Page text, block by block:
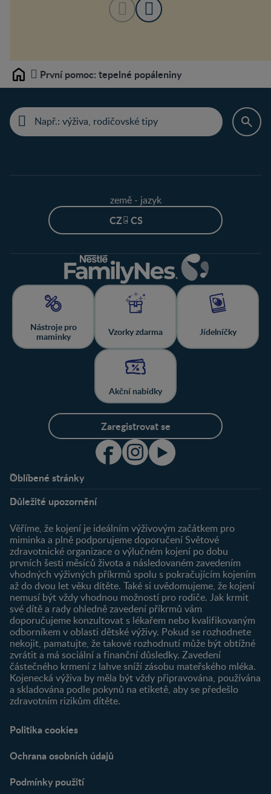
Home První pomoc: tepelné popáleniny
země - jazyk
CZ - CS
Nástroje pro
maminky
Vzorky zdarma Jídelníčky
Akční nabídky
Zaregistrovat se
Oblíbené stránky
O nás
Můj účet
Registrace
Newsletter
Přihlášení
Produkty
Najít produkt
Důležité upozornění
Věříme, že kojení je ideálním výživovým začátkem pro
miminka a plně podporujeme doporučení Světové
zdravotnické organizace o výlučném kojení po dobu
prvních šesti měsíců života a následovaném zavedením
vhodných výživných příkrmů spolu s pokračujícím kojením
až do dvou let věku dítěte. Také si uvědomujeme, že kojení
nemusí být vždy vhodnou možností pro rodiče. Jak krmit
své dítě a rady ohledně zavedení příkrmů vám
doporučujeme konzultovat s lékařem nebo kvalifikovaným
odborníkem v oblasti dětské výživy. Pokud se rozhodnete
nekojit, pamatujte, že takové rozhodnutí může být obtížné
zvrátit a má sociální a finanční důsledky. Zavedení
částečného krmení z lahve sníží zásobu mateřského mléka.
Kojenecká výživa by měla být vždy připravována, používána
a skladována podle pokynů na etiketě, aby se předešlo
zdravotním rizikům dítěte.
Politika cookies
Ochrana osobních údajů
Podmínky použití